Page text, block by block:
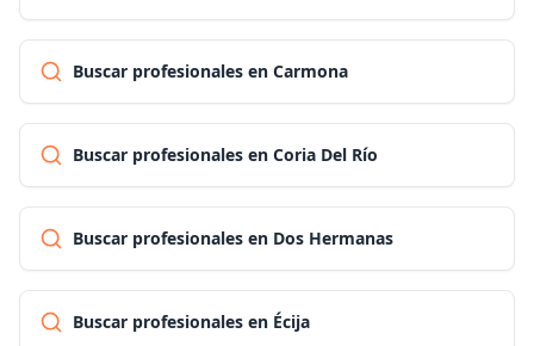
Buscar profesionales en Carmona
Buscar profesionales en Coria Del Río
Buscar profesionales en Dos Hermanas
Buscar profesionales en Écija